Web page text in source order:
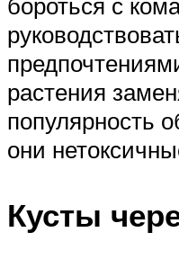
растения
популярность
они
Кусты